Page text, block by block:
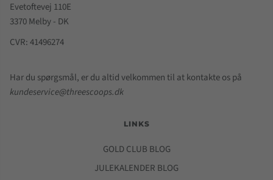
Evetoftevej 110E
3370 Melby - DK
CVR: 41496274
Har du spørgsmål, er du altid velkommen til at kontakte os på
kundeservice@threescoops.dk
LINKS
GOLD CLUB BLOG
JULEKALENDER BLOG